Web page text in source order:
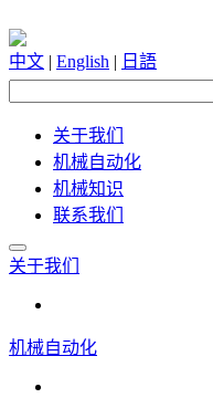
中文 | English | 日語
关于我们
机械自动化
机械知识
联系我们
关于我们
机械自动化